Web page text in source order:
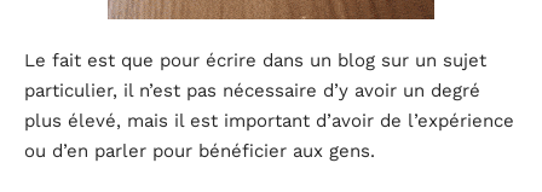
Le fait est que pour écrire dans un blog sur un sujet
particulier, il n’est pas nécessaire d’y avoir un degré
plus élevé, mais il est important d’avoir de l’expérience
ou d’en parler pour bénéficier aux gens.